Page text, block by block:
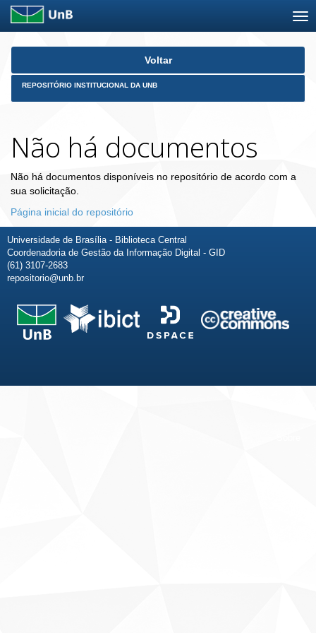
Skip
Voltar
REPOSITÓRIO INSTITUCIONAL DA UNB
Não há documentos
Não há documentos disponíveis no repositório de acordo com a
sua solicitação.
Página inicial do repositório
Universidade de Brasília - Biblioteca Central
Coordenadoria de Gestão da Informação Digital - GID
(61) 3107-2683
repositorio@unb.br